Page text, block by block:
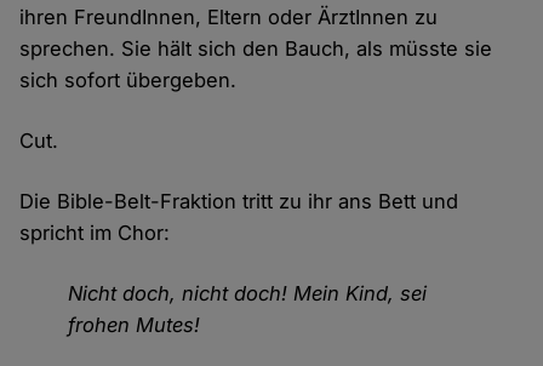
ihren FreundInnen, Eltern oder ÄrztInnen zu
sprechen. Sie hält sich den Bauch, als müsste sie
sich sofort übergeben.
Cut.
Die Bible-Belt-Fraktion tritt zu ihr ans Bett und
spricht im Chor:
Nicht doch, nicht doch! Mein Kind, sei
frohen Mutes!